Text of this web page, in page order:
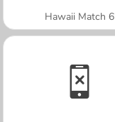
Hawaii Match 6